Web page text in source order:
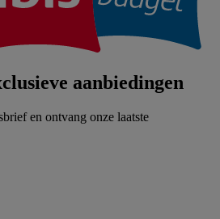
aanbiedingen
en ontvang onze laatste